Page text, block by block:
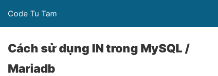
Code Tu Tam
Cách sử dụng IN trong MySQL /
Mariadb